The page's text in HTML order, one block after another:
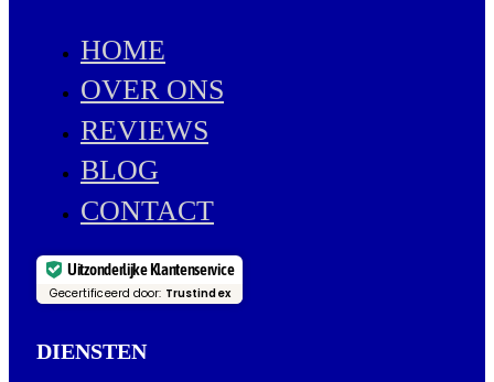
HOME
OVER ONS
REVIEWS
BLOG
CONTACT
Uitzonderlijke Klantenservice
Gecertificeerd door: Trustindex
DIENSTEN